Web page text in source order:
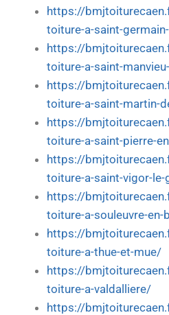
https://
toiture-a-saint-
https://
toiture-a-saint-
https://
toiture-a-saint-martin-
https://
toiture-a-saint-pierre-
https://
toiture-a-saint-vigor-
https://
toiture-a-souleuvre-en-
https://
toiture-a-thue-et-mue/
https://
toiture-a-valdalliere/
https://